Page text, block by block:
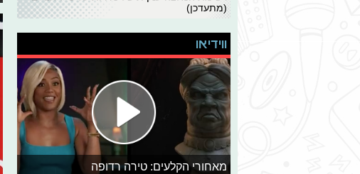
(מתעדכן)
ווידיאו
מאחורי הקלעים: טירה רדופה